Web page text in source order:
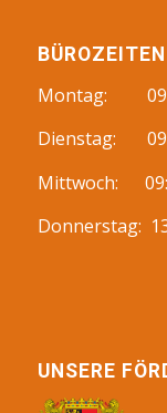
BÜROZEITEN
Montag:
Dienstag:
Mittwoch:
Donnerstag:
UNSERE